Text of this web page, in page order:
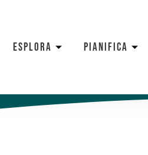
ESPLORA PIANIFICA